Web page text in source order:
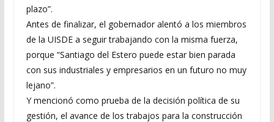
plazo”.
Antes de finalizar, el gobernador alentó a los miembros
de la UISDE a seguir trabajando con la misma fuerza,
porque “Santiago del Estero puede estar bien parada
con sus industriales y empresarios en un futuro no muy
lejano”.
Y mencionó como prueba de la decisión política de su
gestión, el avance de los trabajos para la construcción